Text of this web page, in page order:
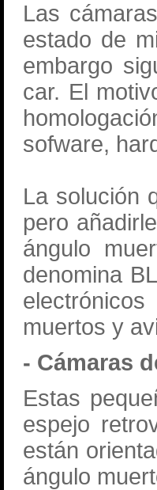
Las
estado de
embargo
car. El
sofware,
La solución
pero
ángulo
denomina
muertos y
- Cámaras
Estas
espejo
están
ángulo